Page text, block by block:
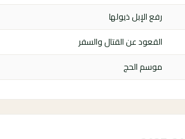
رفع الإبل ذيولها
القعود عن القتال والسفر
موسم الحج